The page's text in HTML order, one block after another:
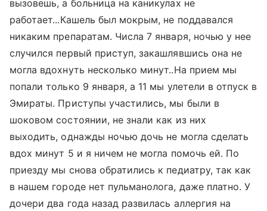
вызовешь, а больница на каникулах не
работает...Кашель был мокрым, не поддавался
никаким препаратам. Числа 7 января, ночью у нее
случился первый приступ, закашлявшись она не
могла вдохнуть несколько минут..На прием мы
попали только 9 января, а 11 мы улетели в отпуск в
Эмираты. Приступы участились, мы были в
шоковом состоянии, не знали как из них
выходить, однажды ночью дочь не могла сделать
вдох минут 5 и я ничем не могла помочь ей. По
приезду мы снова обратились к педиатру, так как
в нашем городе нет пульманолога, даже платно. У
дочери два года назад развилась аллергия на